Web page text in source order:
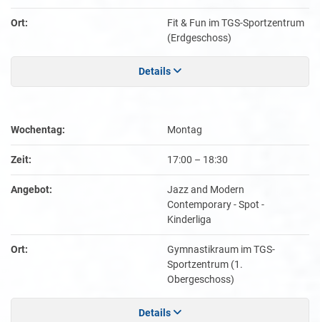
Ort:
Fit & Fun im TGS-Sportzentrum
(Erdgeschoss)
Details
Wochentag: Montag
Zeit: 17:00 – 18:30
Angebot:
Jazz and Modern
Contemporary - Spot -
Kinderliga
Ort:
Gymnastikraum im TGS-
Sportzentrum (1.
Obergeschoss)
Details